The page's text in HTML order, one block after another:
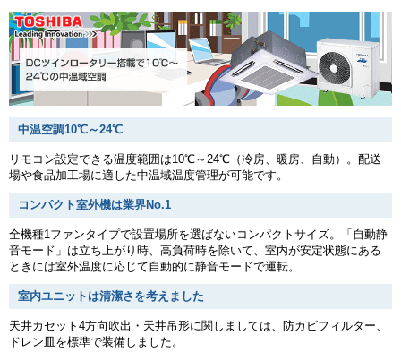
中温空調10℃～24℃
リモコン設定できる温度範囲は10℃～24℃（冷房、暖房、自動）。配送
場や食品加工場に適した中温域温度管理が可能です。
コンパクト室外機は業界No.1
全機種1ファンタイプで設置場所を選ばないコンパクトサイズ。「自動静
音モード」は立ち上がり時、高負荷時を除いて、室内が安定状態にある
ときには室外温度に応じて自動的に静音モードで運転。
室内ユニットは清潔さを考えました
天井カセット4方向吹出・天井吊形に関しましては、防カビフィルター、
ドレン皿を標準で装備しました。